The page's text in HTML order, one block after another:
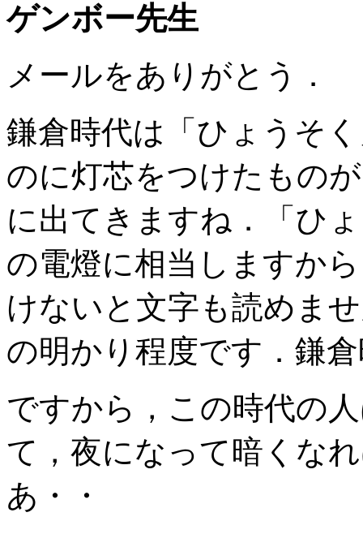
ゲンボー先生
メールをありがとう．
鎌倉時代は「ひょうそ
のに灯芯をつけたもの
に出てきますね．「ひ
の電燈に相当しますか
けないと文字も読めま
の明かり程度です．鎌
ですから，この時代の
て，夜になって暗くな
あ・・